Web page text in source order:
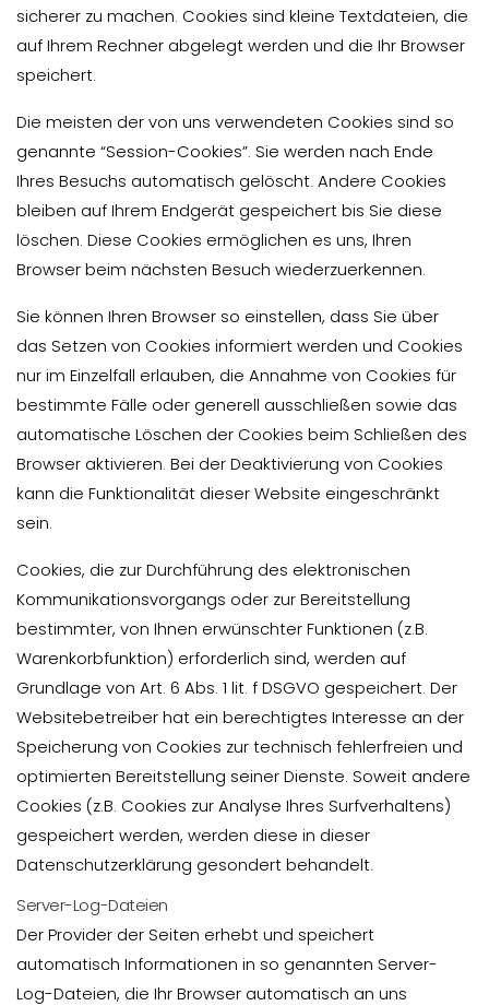
sicherer zu machen. Cookies sind kleine Textdateien, die
auf Ihrem Rechner abgelegt werden und die Ihr Browser
speichert.
Die meisten der von uns verwendeten Cookies sind so
genannte “Session-Cookies”. Sie werden nach Ende
Ihres Besuchs automatisch gelöscht. Andere Cookies
bleiben auf Ihrem Endgerät gespeichert bis Sie diese
löschen. Diese Cookies ermöglichen es uns, Ihren
Browser beim nächsten Besuch wiederzuerkennen.
Sie können Ihren Browser so einstellen, dass Sie über
das Setzen von Cookies informiert werden und Cookies
nur im Einzelfall erlauben, die Annahme von Cookies für
bestimmte Fälle oder generell ausschließen sowie das
automatische Löschen der Cookies beim Schließen des
Browser aktivieren. Bei der Deaktivierung von Cookies
kann die Funktionalität dieser Website eingeschränkt
sein.
Cookies, die zur Durchführung des elektronischen
Kommunikationsvorgangs oder zur Bereitstellung
bestimmter, von Ihnen erwünschter Funktionen (z.B.
Warenkorbfunktion) erforderlich sind, werden auf
Grundlage von Art. 6 Abs. 1 lit. f DSGVO gespeichert. Der
Websitebetreiber hat ein berechtigtes Interesse an der
Speicherung von Cookies zur technisch fehlerfreien und
optimierten Bereitstellung seiner Dienste. Soweit andere
Cookies (z.B. Cookies zur Analyse Ihres Surfverhaltens)
gespeichert werden, werden diese in dieser
Datenschutzerklärung gesondert behandelt.
Server-Log-Dateien
Der Provider der Seiten erhebt und speichert
automatisch Informationen in so genannten Server-
Log-Dateien, die Ihr Browser automatisch an uns